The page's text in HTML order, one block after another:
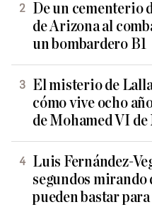
De un cementerio
de Arizona al
un bombardero B1
El misterio de
cómo vive ocho
de Mohamed VI
Luis Fernández-
segundos
pueden bastar